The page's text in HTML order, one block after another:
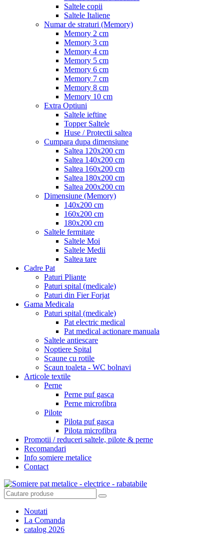
Saltele copii
Saltele Italiene
Numar de straturi (Memory)
Memory 2 cm
Memory 3 cm
Memory 4 cm
Memory 5 cm
Memory 6 cm
Memory 7 cm
Memory 8 cm
Memory 10 cm
Extra Optiuni
Saltele ieftine
Topper Saltele
Huse / Protectii saltea
Cumpara dupa dimensiune
Saltea 120x200 cm
Saltea 140x200 cm
Saltea 160x200 cm
Saltea 180x200 cm
Saltea 200x200 cm
Dimensiune (Memory)
140x200 cm
160x200 cm
180x200 cm
Saltele fermitate
Saltele Moi
Saltele Medii
Saltea tare
Cadre Pat
Paturi Pliante
Paturi spital (medicale)
Paturi din Fier Forjat
Gama Medicala
Paturi spital (medicale)
Pat electric medical
Pat medical actionare manuala
Saltele antiescare
Noptiere Spital
Scaune cu rotile
Scaun toaleta - WC bolnavi
Articole textile
Perne
Perne puf gasca
Perne microfibra
Pilote
Pilota puf gasca
Pilota microfibra
Promotii / reduceri saltele, pilote & perne
Recomandari
Info somiere metalice
Contact
Noutati
La Comanda
catalog 2026